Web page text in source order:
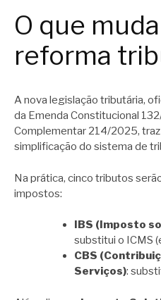
O que
reforma
A nova legislação tributária,
da Emenda Constitucional
Complementar 214/2025,
simplificação do sistema de
Na prática, cinco tributos
impostos:
IBS (Imposto
substitui o ICMS
CBS
Serviços):